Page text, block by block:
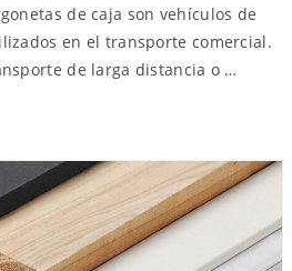
de caja son vehículos de
en el transporte comercial.
de larga distancia o …